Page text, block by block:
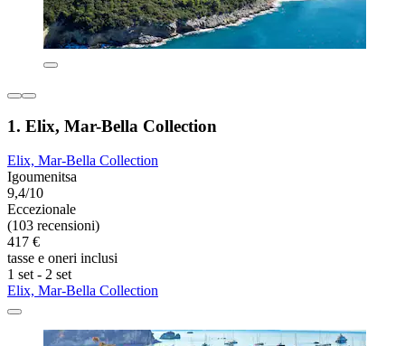
1. Elix, Mar-Bella Collection
Elix, Mar-Bella Collection
Igoumenitsa
9,4/10
Eccezionale
(103 recensioni)
417 €
tasse e oneri inclusi
1 set - 2 set
Elix, Mar-Bella Collection